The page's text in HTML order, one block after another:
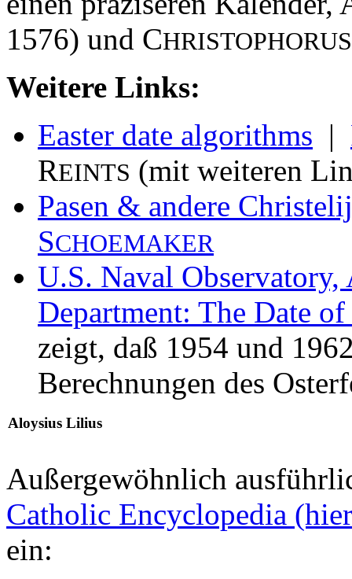
1576) und CHRISTOPHORUS
Weitere Links:
Easter date algorithms |
REINTS (mit weiteren
Pasen & andere
SCHOEMAKER
U.S. Naval
Department: The Date of
zeigt, daß 1954 und
Berechnungen des
Aloysius Lilius
Außergewöhnlich
Catholic Encyclopedia
ein: